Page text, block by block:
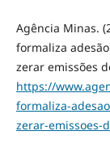
Agência Minas.
formaliza
zerar emissões
https://
formaliza-
zerar-emissoes-